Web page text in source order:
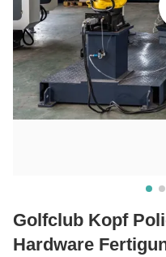
Golfclub Kopf
Hardware